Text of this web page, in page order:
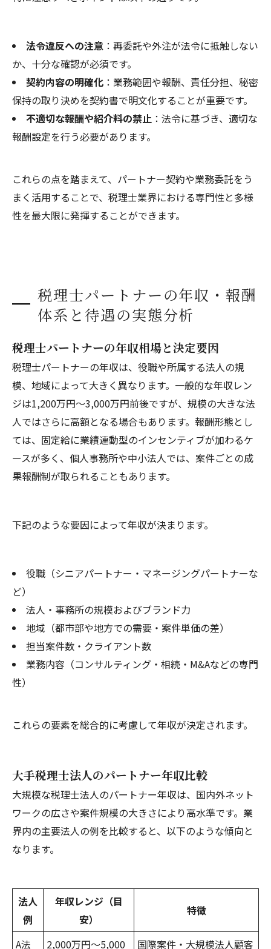
法令違反への注意：再委託や外注が法令に抵触しない
か、十分な確認が必須です。
契約内容の明確化：業務範囲や報酬、責任分担、秘密
保持の取り決めを契約書で明文化することが重要です。
不適切な報酬や紹介料の禁止：法令に基づき、適切な
報酬設定を行う必要があります。
これらの点を踏まえて、パートナー契約や業務委託をう
まく活用することで、税理士業界における専門性と多様
性を最大限に発揮することができます。
税理士パートナーの年収・報酬
体系と待遇の実態分析
税理士パートナーの年収相場と決定要因
税理士パートナーの年収は、役職や所属する法人の規
模、地域によって大きく異なります。一般的な年収レン
ジは1,200万円～3,000万円前後ですが、規模の大きな法
人ではさらに高額となる場合もあります。報酬形態とし
ては、固定給に業績連動型のインセンティブが加わるケ
ースが多く、個人事務所や中小法人では、案件ごとの成
果報酬制が取られることもあります。
下記のような要因によって年収が決まります。
役職（シニアパートナー・マネージングパートナーな
ど）
法人・事務所の規模およびブランド力
地域（都市部や地方での需要・案件単価の差）
担当案件数・クライアント数
業務内容（コンサルティング・相続・M&Aなどの専門
性）
これらの要素を総合的に考慮して年収が決定されます。
大手税理士法人のパートナー年収比較
大規模な税理士法人のパートナー年収は、国内外ネット
ワークの広さや案件規模の大きさにより高水準です。業
界内の主要法人の例を比較すると、以下のような傾向と
なります。
法人
例
年収レンジ（目
安）
特徴
A法 2,000万円～5,000 国際案件・大規模法人顧客